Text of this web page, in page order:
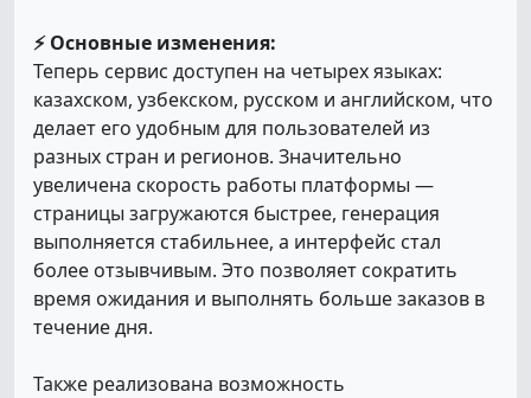
⚡ Основные изменения:
Теперь сервис доступен на четырех языках:
казахском, узбекском, русском и английском, что
делает его удобным для пользователей из
разных стран и регионов. Значительно
увеличена скорость работы платформы —
страницы загружаются быстрее, генерация
выполняется стабильнее, а интерфейс стал
более отзывчивым. Это позволяет сократить
время ожидания и выполнять больше заказов в
течение дня.
Также реализована возможность